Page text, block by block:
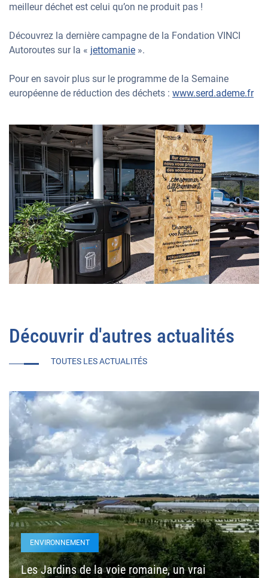
meilleur déchet est celui qu’on ne produit pas !
Découvrez la dernière campagne de la Fondation VINCI
Autoroutes sur la « jettomanie ».
Pour en savoir plus sur le programme de la Semaine
européenne de réduction des déchets : www.serd.ademe.fr
Découvrir d'autres actualités
TOUTES LES ACTUALITÉS
ENVIRONNEMENT
Les Jardins de la voie romaine, un vrai